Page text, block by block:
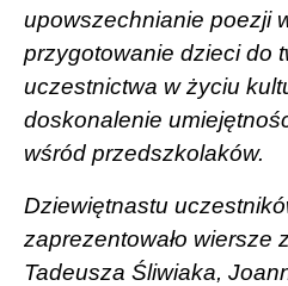
upowszechnianie poezji
przygotowanie dzieci do
uczestnictwa w życiu
doskonalenie
wśród przedszkolaków.
Dziewiętnastu
zaprezentowało wiersze
Tadeusza Śliwiaka,